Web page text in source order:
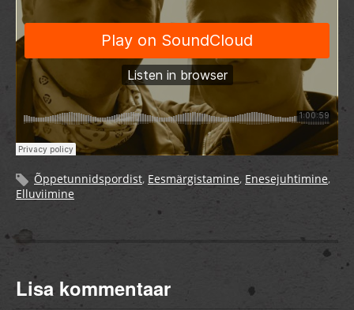
Õppetunnidspordist, Eesmärgistamine, Enesejuhtimine,
Elluviimine
Lisa kommentaar